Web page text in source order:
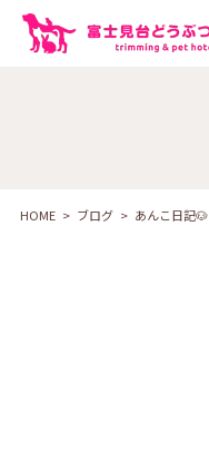
HOME ブログ あんこ日記🐶